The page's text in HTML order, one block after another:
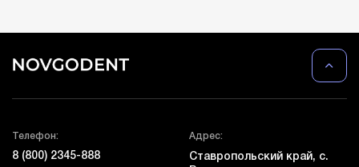
Телефон:
8 (800) 2345-888
Адрес:
Ставропольский край, с.